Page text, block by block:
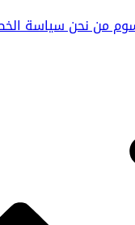
من نحنسياسة